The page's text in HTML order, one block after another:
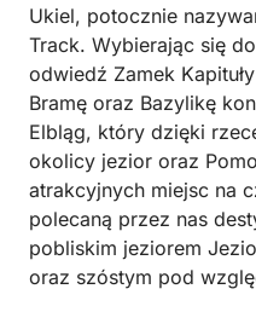
Ukiel, potocznie
Track. Wybierając się
odwiedź Zamek
Bramę oraz Bazylikę
Elbląg, który dzięki
okolicy jezior oraz
atrakcyjnych miejsc na
polecaną przez nas
pobliskim jeziorem
oraz szóstym pod